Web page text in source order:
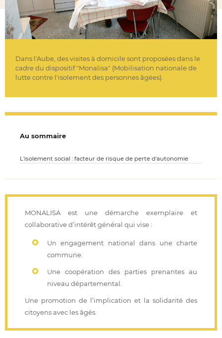
Dans l'Aube, des visites à domicile sont proposées dans le
cadre du dispositif "Monalisa" (Mobilisation nationale de
lutte contre l'isolement des personnes âgées).
Au sommaire
L'isolement social : facteur de risque de perte d'autonomie
MONALISA est une démarche exemplaire et
collaborative d’intérêt général qui vise :
Un engagement national dans une charte
commune.
Une coopération des parties prenantes au
niveau départemental.
Une promotion de l’implication et la solidarité des
citoyens avec les âgés.